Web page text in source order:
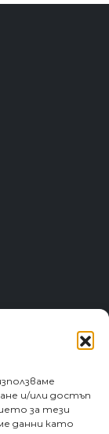
и/или достъп
за тези
данни като